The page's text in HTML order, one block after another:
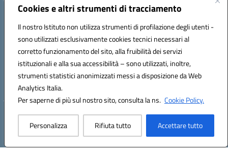
Cookies e altri strumenti di tracciamento
Il nostro Istituto non utilizza strumenti di profilazione degli utenti -
sono utilizzati esclusivamente cookies tecnici necessari al
corretto funzionamento del sito, alla fruibilità dei servizi
istituzionali e alla sua accessibilità – sono utilizzati, inoltre,
strumenti statistici anonimizzati messi a disposizione da Web
Analytics Italia.
Per saperne di più sul nostro sito, consulta la ns. Cookie Policy.
Personalizza Rifiuta tutto Accettare tutto
Centralino:0885.426034 Email:FGTD02000P@istruzione.it
Posta elettronica certificata (PEC):fgtd02000p@pec.istruzione.it
Codice fiscale: 81002930717
Codice meccanografico:FGTD02000P
Codice unico di fatturazione (CUF): UFUN7Y
Hosting & Powered by 3D Solution S.r.l.
Concept & Design by Designers Italia